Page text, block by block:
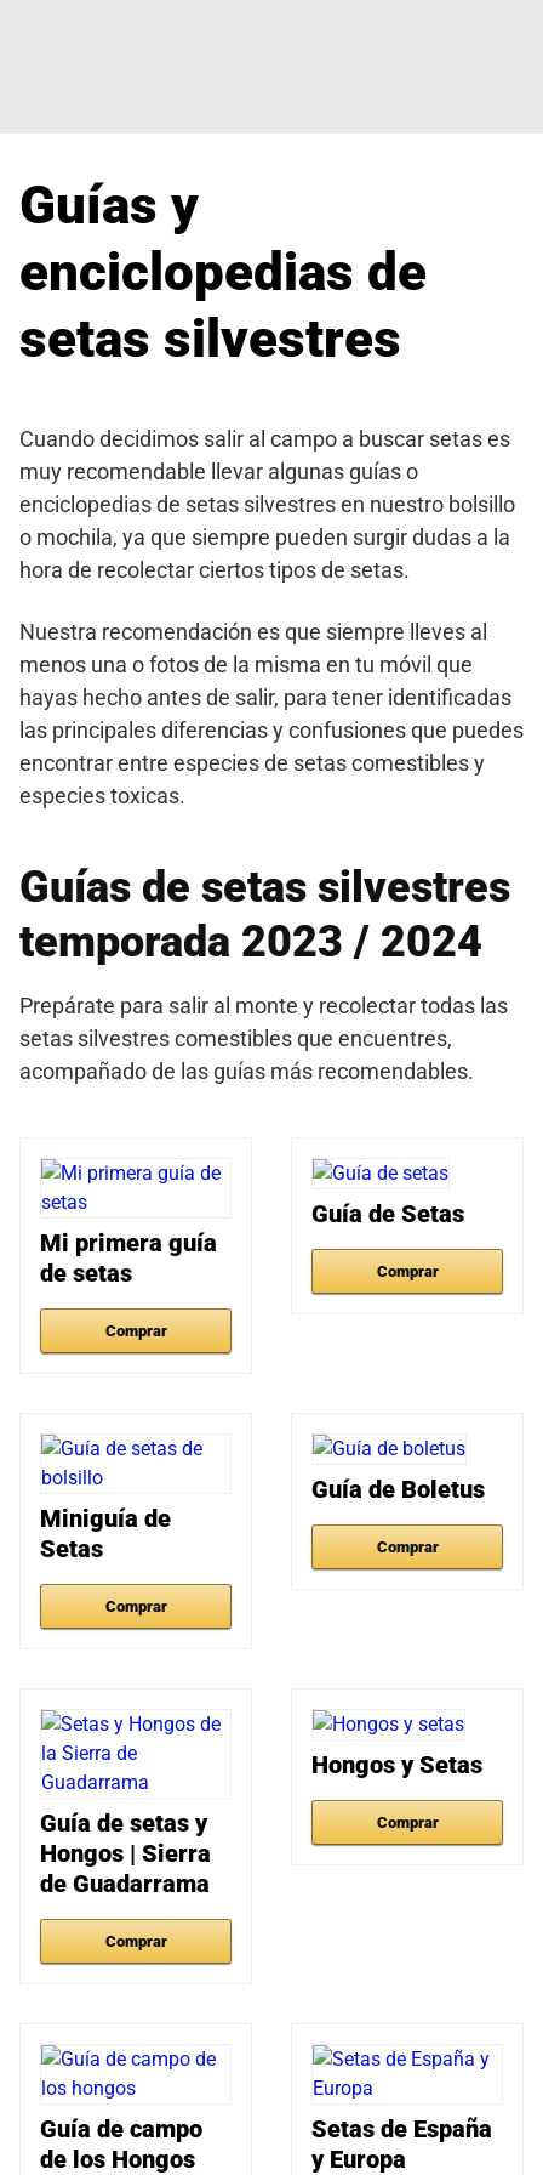
Guías y
enciclopedias de
setas silvestres
Cuando decidimos salir al campo a buscar setas es
muy recomendable llevar algunas guías o
enciclopedias de setas silvestres en nuestro bolsillo
o mochila, ya que siempre pueden surgir dudas a la
hora de recolectar ciertos tipos de setas.
Nuestra recomendación es que siempre lleves al
menos una o fotos de la misma en tu móvil que
hayas hecho antes de salir, para tener identificadas
las principales diferencias y confusiones que puedes
encontrar entre especies de setas comestibles y
especies toxicas.
Guías de setas silvestres
temporada 2023 / 2024
Prepárate para salir al monte y recolectar todas las
setas silvestres comestibles que encuentres,
acompañado de las guías más recomendables.
Mi primera guía
de setas
Comprar
Guía de Setas
Comprar
Miniguía de
Setas
Comprar
Guía de Boletus
Comprar
Guía de setas y
Hongos | Sierra
de Guadarrama
Comprar
Hongos y Setas
Comprar
Guía de campo
de los Hongos
Setas de España
y Europa